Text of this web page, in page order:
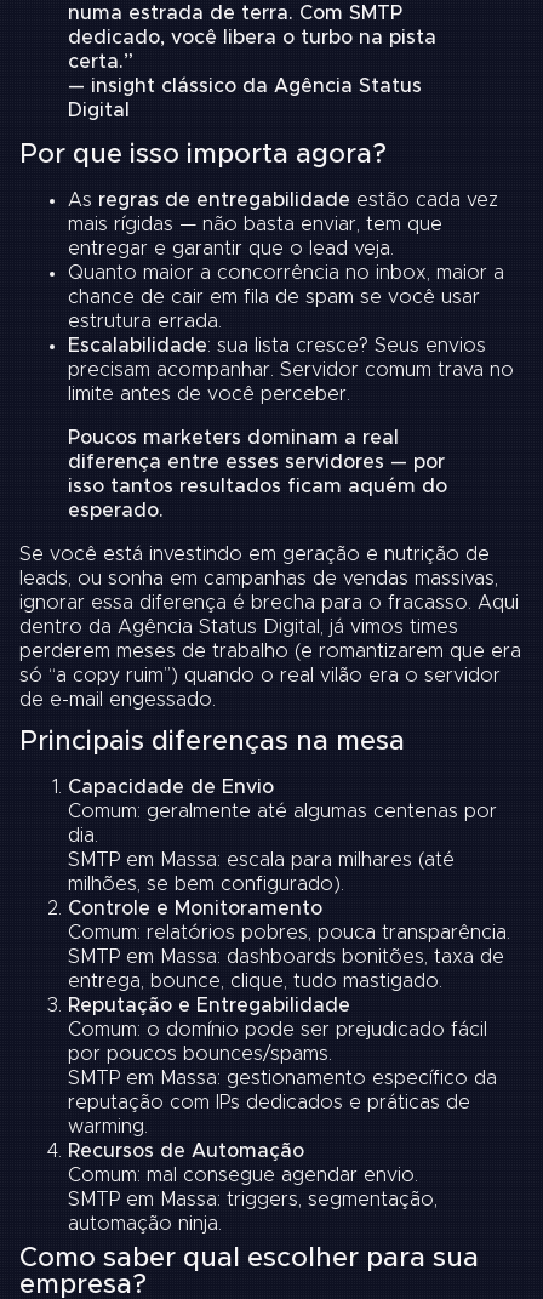
numa estrada de terra. Com SMTP
dedicado, você libera o turbo na pista
certa.”
— insight clássico da Agência Status
Digital
Por que isso importa agora?
As regras de entregabilidade estão cada vez
mais rígidas — não basta enviar, tem que
entregar e garantir que o lead veja.
Quanto maior a concorrência no inbox, maior a
chance de cair em fila de spam se você usar
estrutura errada.
Escalabilidade: sua lista cresce? Seus envios
precisam acompanhar. Servidor comum trava no
limite antes de você perceber.
Poucos marketers dominam a real
diferença entre esses servidores — por
isso tantos resultados ficam aquém do
esperado.
Se você está investindo em geração e nutrição de
leads, ou sonha em campanhas de vendas massivas,
ignorar essa diferença é brecha para o fracasso. Aqui
dentro da Agência Status Digital, já vimos times
perderem meses de trabalho (e romantizarem que era
só “a copy ruim”) quando o real vilão era o servidor
de e-mail engessado.
Principais diferenças na mesa
Capacidade de Envio
Comum: geralmente até algumas centenas por
dia.
SMTP em Massa: escala para milhares (até
milhões, se bem configurado).
Controle e Monitoramento
Comum: relatórios pobres, pouca transparência.
SMTP em Massa: dashboards bonitões, taxa de
entrega, bounce, clique, tudo mastigado.
Reputação e Entregabilidade
Comum: o domínio pode ser prejudicado fácil
por poucos bounces/spams.
SMTP em Massa: gestionamento específico da
reputação com IPs dedicados e práticas de
warming.
Recursos de Automação
Comum: mal consegue agendar envio.
SMTP em Massa: triggers, segmentação,
automação ninja.
Como saber qual escolher para sua
empresa?